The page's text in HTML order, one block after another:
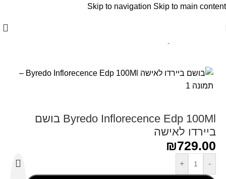
Skip to navigation Skip to main content
Byredo Inflorecence Edp 100Ml בושם
ביירדו לאישה
₪729.00
-
+